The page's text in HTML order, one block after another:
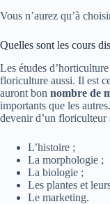
Vous n’aurez qu’à
Quelles sont les cours
Les études
floriculture aussi. Il est
auront bon nombre de
importants que les
devenir d’un floriculteur
L’histoire ;
La morphologie ;
La biologie ;
Les plantes et
Le marketing.